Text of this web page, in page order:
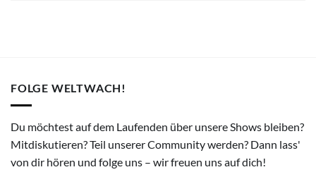
FOLGE WELTWACH!
Du möchtest auf dem Laufenden über unsere Shows bleiben?
Mitdiskutieren? Teil unserer Community werden? Dann lass'
von dir hören und folge uns – wir freuen uns auf dich!